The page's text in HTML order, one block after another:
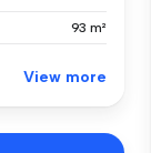
93 m²
View more